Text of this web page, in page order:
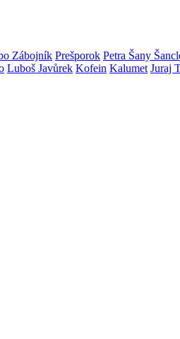
Zábojník Prešporok Petra Šany
Luboš Javůrek Kofein Kalumet Juraj